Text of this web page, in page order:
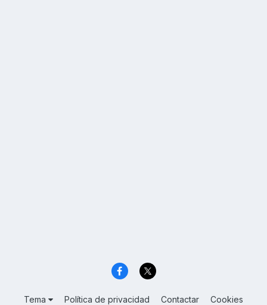
Tema Política de privacidad Contactar Cookies